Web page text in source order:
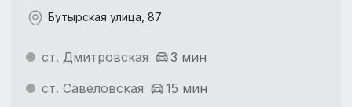
Бутырская улица, 87
ст. Дмитровская
3 мин
ст. Савеловская
15 мин